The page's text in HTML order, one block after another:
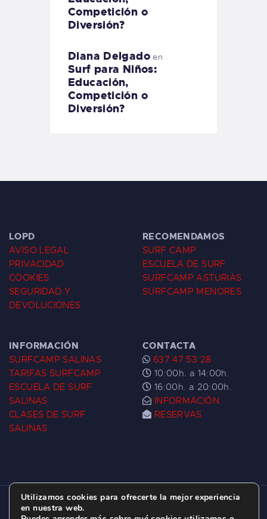
Competición o
Diversión?
Diana Delgadoen
Surf para Niños:
Educación,
Competición o
Diversión?
LOPD
AVISO LEGAL
PRIVACIDAD
COOKIES
SEGURIDAD Y
DEVOLUCIONES
RECOMENDAMOS
SURF CAMP
ESCUELA DE SURF
SURFCAMP ASTURIAS
SURFCAMP MENORES
INFORMACIÓN
SURFCAMP SALINAS
TARIFAS SURFCAMP
ESCUELA DE SURF
SALINAS
CLASES DE SURF
SALINAS
CONTACTA
637 47 53 28
10:00h. a 14:00h.
16:00h. a 20:00h.
INFORMACIÓN
RESERVAS
ESCUELA DE SURF LAS DUNAS ©
2026.
Utilizamos cookies para ofrecerte la mejor experiencia
en nuestra web.